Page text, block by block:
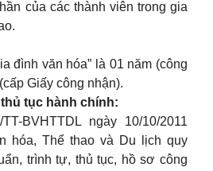
của các thành viên trong gia
đình văn hóa” là 01 năm (công
Giấy công nhận).
tục hành chính:
BVHTTDL ngày 10/10/2011
hóa, Thể thao và Du lịch quy
trình tự, thủ tục, hồ sơ công